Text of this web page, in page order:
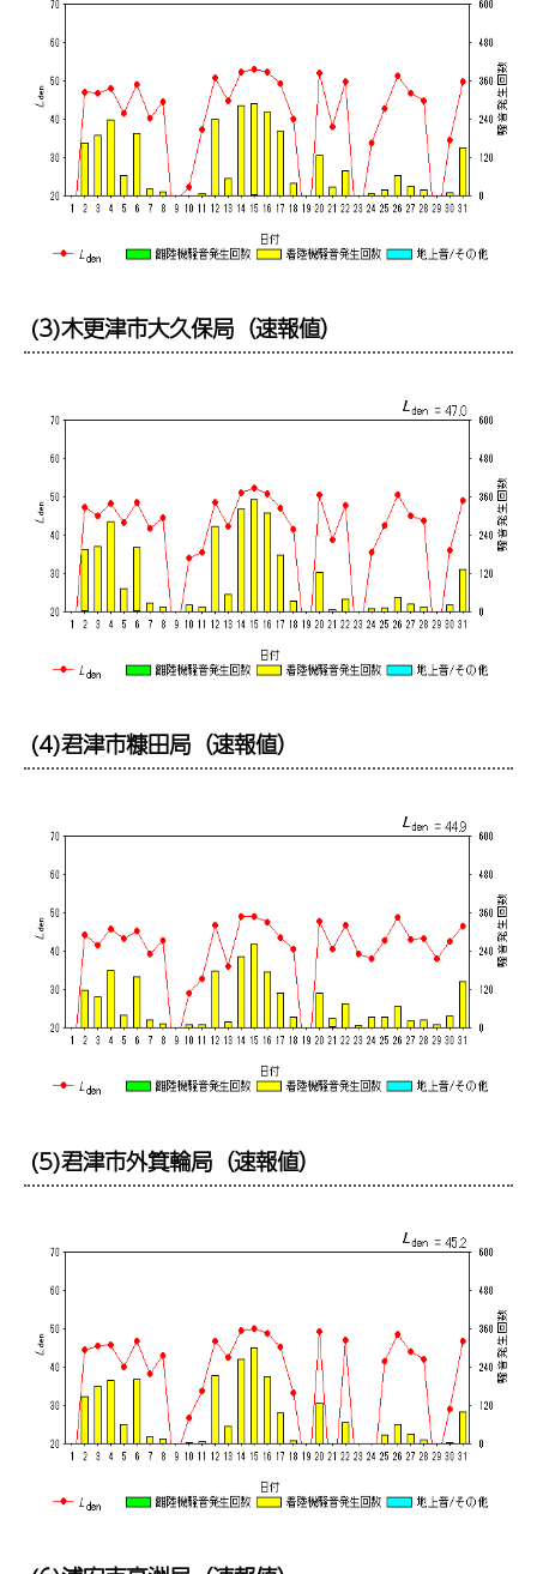
(3)木更津市大久保局（速報値）
(4)君津市糠田局（速報値）
(5)君津市外箕輪局（速報値）